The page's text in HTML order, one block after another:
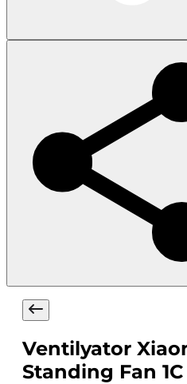
Ventilyator
Standing Fan